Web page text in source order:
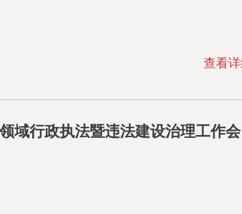
查看
域行政执法暨违法建设治理工作会